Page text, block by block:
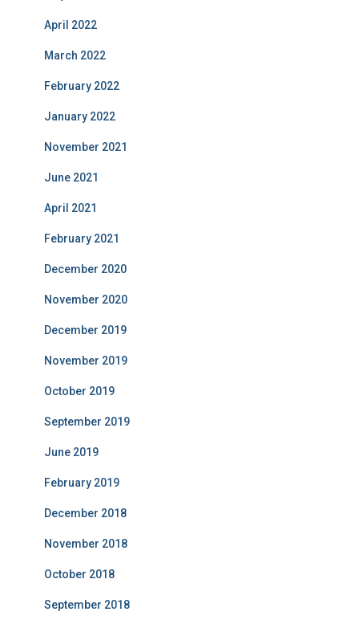
April 2022
March 2022
February 2022
January 2022
November 2021
June 2021
April 2021
February 2021
December 2020
November 2020
December 2019
November 2019
October 2019
September 2019
June 2019
February 2019
December 2018
November 2018
October 2018
September 2018